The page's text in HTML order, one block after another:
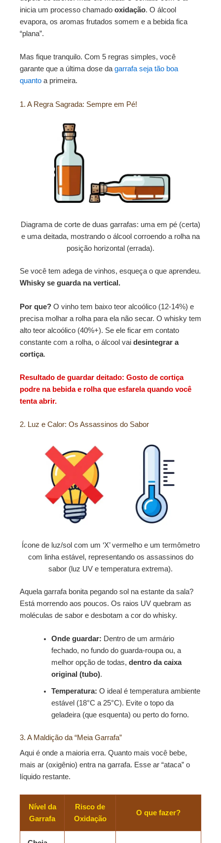
inicia um processo chamado oxidação. O álcool
evapora, os aromas frutados somem e a bebida fica
“plana”.
Mas fique tranquilo. Com 5 regras simples, você
garante que a última dose da garrafa seja tão boa
quanto a primeira.
1. A Regra Sagrada: Sempre em Pé!
Diagrama de corte de duas garrafas: uma em pé (certa)
e uma deitada, mostrando o álcool corroendo a rolha na
posição horizontal (errada).
Se você tem adega de vinhos, esqueça o que aprendeu.
Whisky se guarda na vertical.
Por que? O vinho tem baixo teor alcoólico (12-14%) e
precisa molhar a rolha para ela não secar. O whisky tem
alto teor alcoólico (40%+). Se ele ficar em contato
constante com a rolha, o álcool vai desintegrar a
cortiça.
Resultado de guardar deitado: Gosto de cortiça
podre na bebida e rolha que esfarela quando você
tenta abrir.
2. Luz e Calor: Os Assassinos do Sabor
Ícone de luz/sol com um ‘X’ vermelho e um termômetro
com linha estável, representando os assassinos do
sabor (luz UV e temperatura extrema).
Aquela garrafa bonita pegando sol na estante da sala?
Está morrendo aos poucos. Os raios UV quebram as
moléculas de sabor e desbotam a cor do whisky.
Onde guardar: Dentro de um armário
fechado, no fundo do guarda-roupa ou, a
melhor opção de todas, dentro da caixa
original (tubo).
Temperatura: O ideal é temperatura ambiente
estável (18°C a 25°C). Evite o topo da
geladeira (que esquenta) ou perto do forno.
3. A Maldição da “Meia Garrafa”
Aqui é onde a maioria erra. Quanto mais você bebe,
mais ar (oxigênio) entra na garrafa. Esse ar “ataca” o
líquido restante.
Nível da
Garrafa
Risco de
Oxidação
O que fazer?